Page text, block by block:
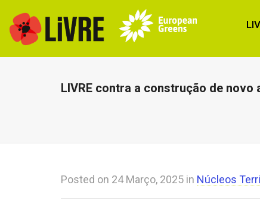
LIVRE contra a construção de
Posted on 24 Março, 2025 in Núcleos